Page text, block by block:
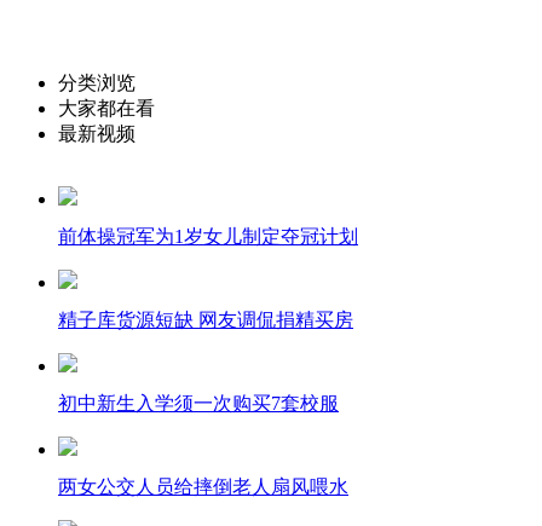
分类浏览
大家都在看
最新视频
前体操冠军为1岁女儿制定夺冠计划
精子库货源短缺 网友调侃捐精买房
初中新生入学须一次购买7套校服
两女公交人员给摔倒老人扇风喂水